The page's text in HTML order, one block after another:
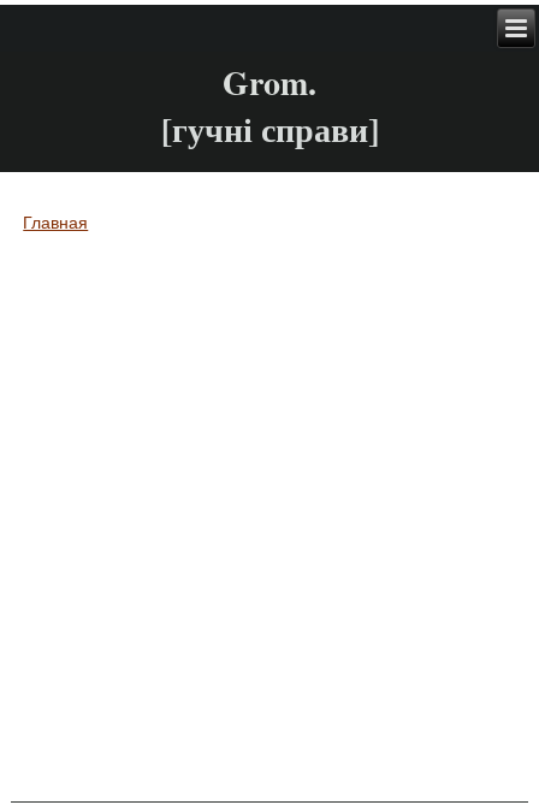
Grom.
[гучні справи]
Вы здесь
Главная